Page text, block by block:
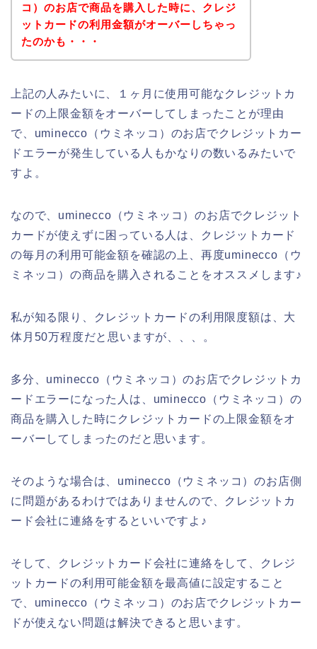
コ）のお店で商品を購入した時に、クレジ
ットカードの利用金額がオーバーしちゃっ
たのかも・・・
上記の人みたいに、１ヶ月に使用可能なクレジットカ
ードの上限金額をオーバーしてしまったことが理由
で、uminecco（ウミネッコ）のお店でクレジットカー
ドエラーが発生している人もかなりの数いるみたいで
すよ。
なので、uminecco（ウミネッコ）のお店でクレジット
カードが使えずに困っている人は、クレジットカード
の毎月の利用可能金額を確認の上、再度uminecco（ウ
ミネッコ）の商品を購入されることをオススメします♪
私が知る限り、クレジットカードの利用限度額は、大
体月50万程度だと思いますが、、、。
多分、uminecco（ウミネッコ）のお店でクレジットカ
ードエラーになった人は、uminecco（ウミネッコ）の
商品を購入した時にクレジットカードの上限金額をオ
ーバーしてしまったのだと思います。
そのような場合は、uminecco（ウミネッコ）のお店側
に問題があるわけではありませんので、クレジットカ
ード会社に連絡をするといいですよ♪
そして、クレジットカード会社に連絡をして、クレジ
ットカードの利用可能金額を最高値に設定すること
で、uminecco（ウミネッコ）のお店でクレジットカー
ドが使えない問題は解決できると思います。